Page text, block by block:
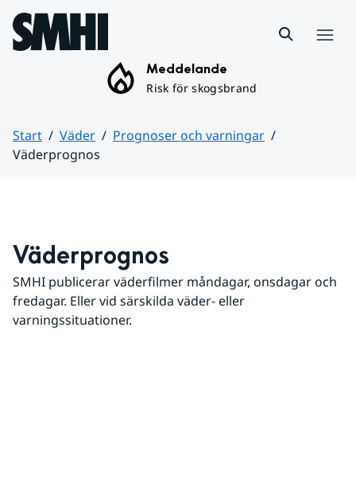
Hoppa till sidans innehåll
Meddelande
Risk för skogsbrand
Start Väder
Prognoser och varningar
Väderprognos
Väderprognos
SMHI publicerar väderfilmer måndagar, onsdagar och
fredagar. Eller vid särskilda väder- eller
varningssituationer.